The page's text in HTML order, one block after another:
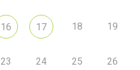
16 17 18 19
23 24 25 26